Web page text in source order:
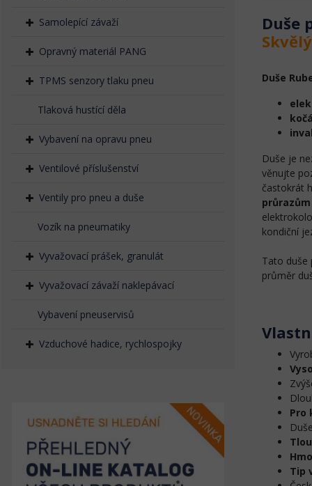
Samolepící závaží
Opravný materiál PANG
TPMS senzory tlaku pneu
Tlaková hustící děla
Vybavení na opravu pneu
Ventilové příslušenství
Ventily pro pneu a duše
Vozík na pneumatiky
Vyvažovací prášek, granulát
Vyvažovací závaží naklepávací
Vybavení pneuservisů
Vzduchové hadice, rychlospojky
Duše
Duše
Duše je
věnujte
častokrát
průrazům
kondiční
Tato duše
průměr
Pro
Tip